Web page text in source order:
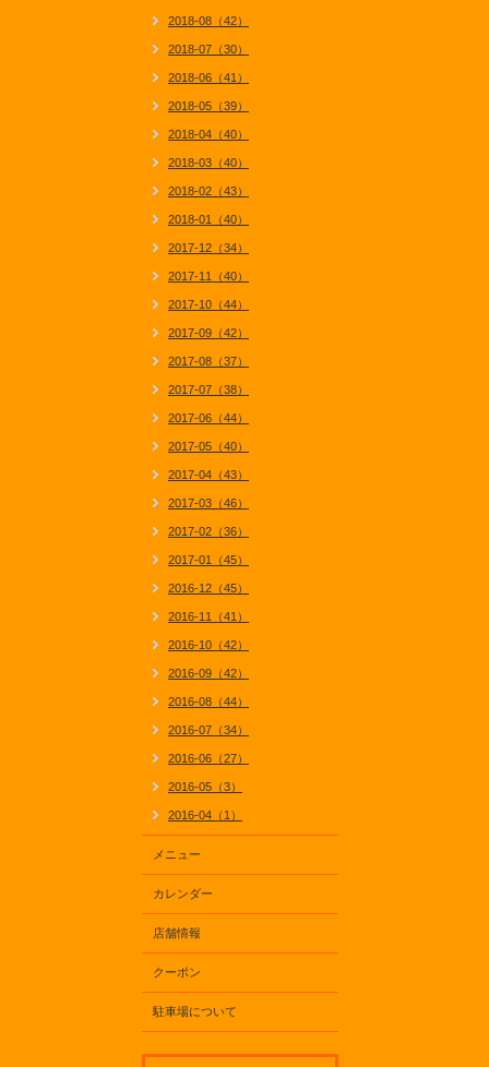
2018-08（42）
2018-07（30）
2018-06（41）
2018-05（39）
2018-04（40）
2018-03（40）
2018-02（43）
2018-01（40）
2017-12（34）
2017-11（40）
2017-10（44）
2017-09（42）
2017-08（37）
2017-07（38）
2017-06（44）
2017-05（40）
2017-04（43）
2017-03（46）
2017-02（36）
2017-01（45）
2016-12（45）
2016-11（41）
2016-10（42）
2016-09（42）
2016-08（44）
2016-07（34）
2016-06（27）
2016-05（3）
2016-04（1）
メニュー
カレンダー
店舗情報
クーポン
駐車場について